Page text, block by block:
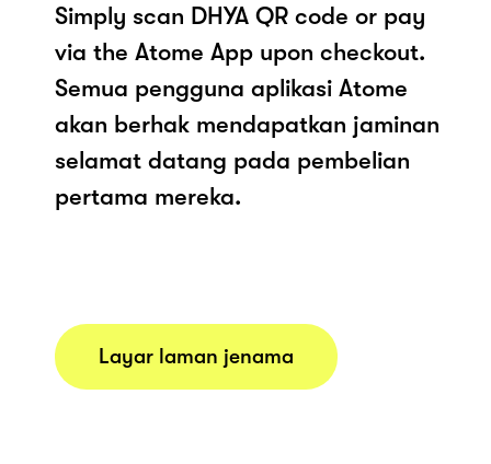
Simply scan DHYA QR code or pay
via the Atome App upon checkout.
Semua pengguna aplikasi Atome
akan berhak mendapatkan jaminan
selamat datang pada pembelian
pertama mereka.
Layar laman jenama